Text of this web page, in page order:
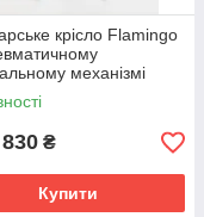
крісло Flamingo
механізмі
₴
Купити